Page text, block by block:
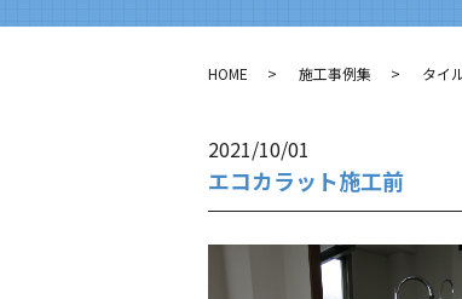
HOME 施工事例集 タイ
2021/10/01
エコカラット施工前